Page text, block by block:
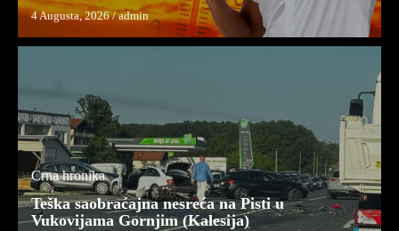
4 Augusta, 2026/admin
Crna hronika
Teška saobraćajna nesreća na Pisti u
Vukovijama Gornjim (Kalesija)